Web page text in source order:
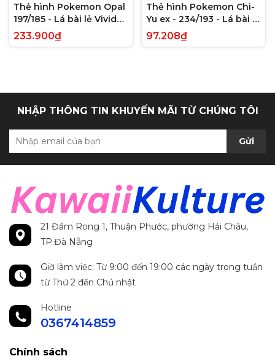
Thẻ hình Pokemon Opal
197/185 - Lá bài lẻ Vivid
Voltage Hyper Rare tiếng
Anh chính hãng
233.900₫
Thẻ hình Pokemon Chi-
Yu ex - 234/193 - Lá bài lẻ
Paldea Evolved Full Art
Secret Rare tiếng Anh
97.208₫
NHẬP THÔNG TIN KHUYẾN MÃI TỪ CHÚNG TÔI
Gửi
21 Đầm Rong 1, Thuận Phước, phường Hải Châu,
TP.Đà Nẵng
Giờ làm việc: Từ 9:00 đến 19:00 các ngày trong tuần
từ Thứ 2 đến Chủ nhật
Hotline
0367414859
Chính sách